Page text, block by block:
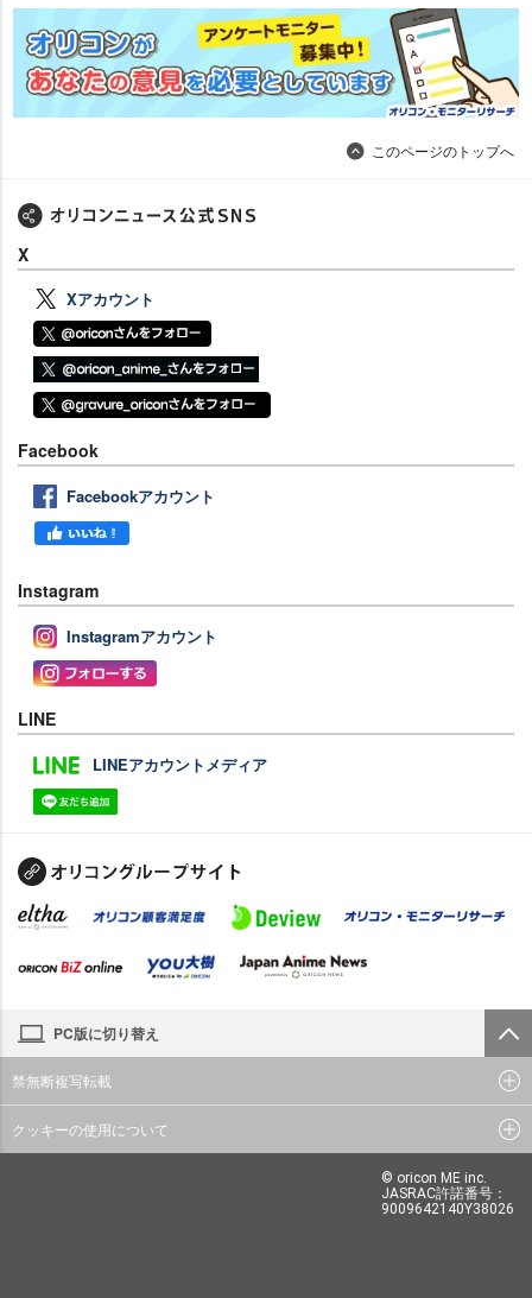
このページのトップへ
X
Xアカウント
Facebook
Facebookアカウント
Instagram
Instagramアカウント
LINE
LINEアカウントメディア
PC版に切り替え
禁無断複写転載
クッキーの使用について
© oricon ME inc.
JASRAC許諾番号：
9009642140Y38026